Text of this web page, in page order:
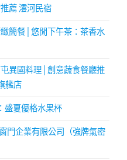
薦 澐河民宿
簡餐│悠閒下午茶：茶香水
異國料理│創意蔬食餐廳推
艦店
盛夏優格水果杯
門企業有限公司（強牌氣密